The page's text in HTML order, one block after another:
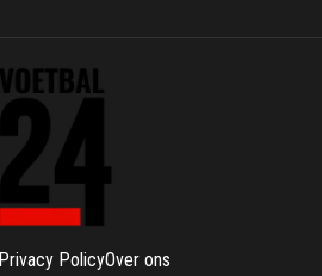
Privacy PolicyOver ons